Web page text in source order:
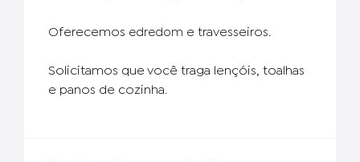
Oferecemos edredom e travesseiros.
Solicitamos que você traga lençóis, toalhas
e panos de cozinha.